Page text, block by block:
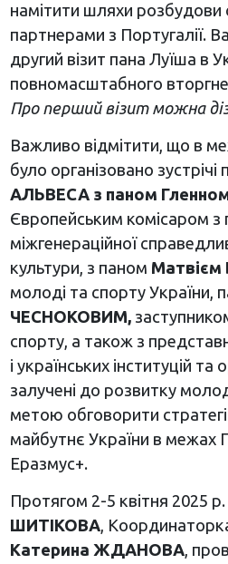
намітити шляхи розбудови
партнерами з Португалії.
другий візит пана Луїша в
повномасштабного
Про перший візит можна
Важливо відмітити, що в
було організовано зустрічі
АЛЬВЕСА з паном
Європейським комісаром з
міжгенераційної
культури, з паном
молоді та спорту України,
ЧЕСНОКОВИМ,
спорту, а також з
і українських інституцій та
залучені до розвитку
метою обговорити
майбутнє України в межах
Еразмус+.
Протягом 2-5 квітня 2025 р.
ШИТІКОВА,
Катерина ЖДАНОВА,